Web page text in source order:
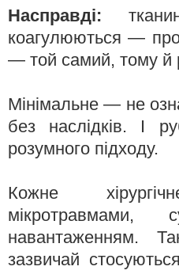
Насправді:
коагулюються —
— той самий, тому й
Мінімальне — не
без наслідків. І
розумного підходу.
Кожне
мікротравмами,
навантаженням.
зазвичай